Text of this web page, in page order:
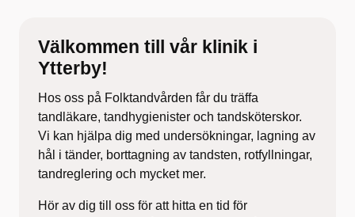
Välkommen till vår klinik i
Ytterby!
Hos oss på Folktandvården får du träffa
tandläkare, tandhygienister och tandsköterskor.
Vi kan hjälpa dig med undersökningar, lagning av
hål i tänder, borttagning av tandsten, rotfyllningar,
tandreglering och mycket mer.
Hör av dig till oss för att hitta en tid för